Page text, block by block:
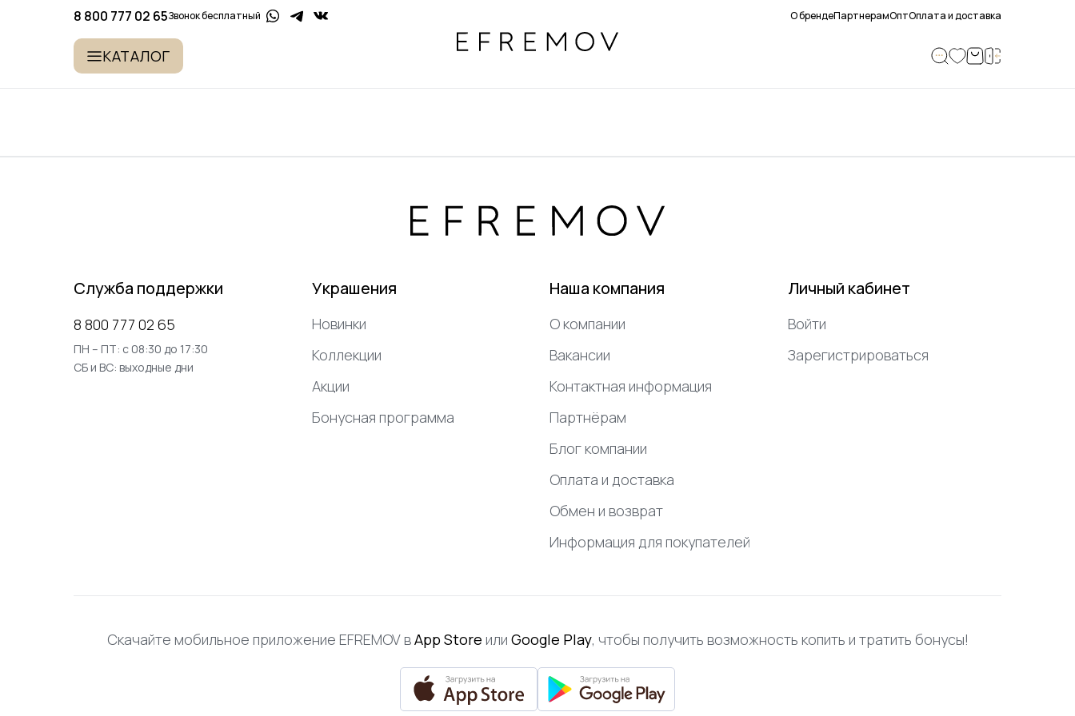
8 800 777 02 65Звонок бесплатный О брендеПартнерамОптОплата и доставка
КАТАЛОГ
Служба поддержки
8 800 777 02 65
ПН – ПТ: с 08:30 до 17:30
СБ и ВС: выходные дни
Украшения
Новинки
Коллекции
Акции
Бонусная программа
Наша компания
О компании
Вакансии
Контактная информация
Партнёрам
Блог компании
Оплата и доставка
Обмен и возврат
Информация для покупателей
Личный кабинет
Войти
Зарегистрироваться
Скачайте мобильное приложение EFREMOV вApp Store или Google Play, чтобы получить возможность копить и тратить бонусы!